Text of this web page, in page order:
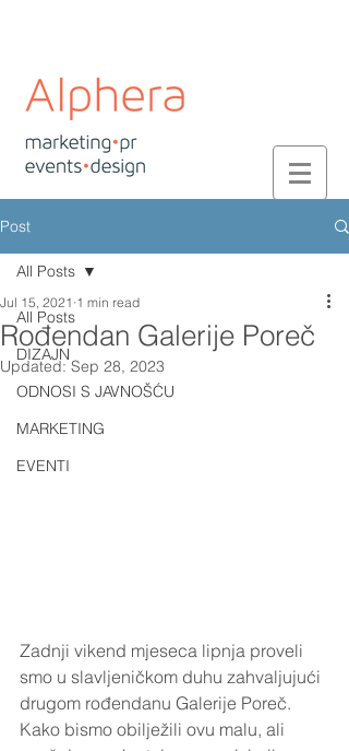
Post
All Posts
DIZAJN
ODNOSI S JAVNOŠĆU
MARKETING
EVENTI
All Posts
Rođendan Galerije Poreč
Jul 15, 2021 1 min read
Updated:Sep 28, 2023
Zadnji vikend mjeseca lipnja proveli
smo u slavljeničkom duhu zahvaljujući
drugom rođendanu Galerije Poreč.
Kako bismo obilježili ovu malu, ali